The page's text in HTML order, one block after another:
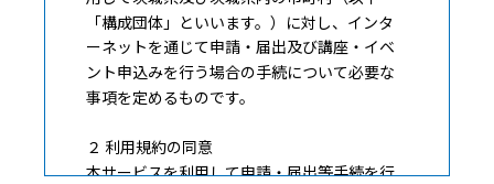
「構成団体」といいます。）に対し、インタ
ーネットを通じて申請・届出及び講座・イベ
ント申込みを行う場合の手続について必要な
事項を定めるものです。
２ 利用規約の同意
本サービスを利用して申請・届出等手続を行